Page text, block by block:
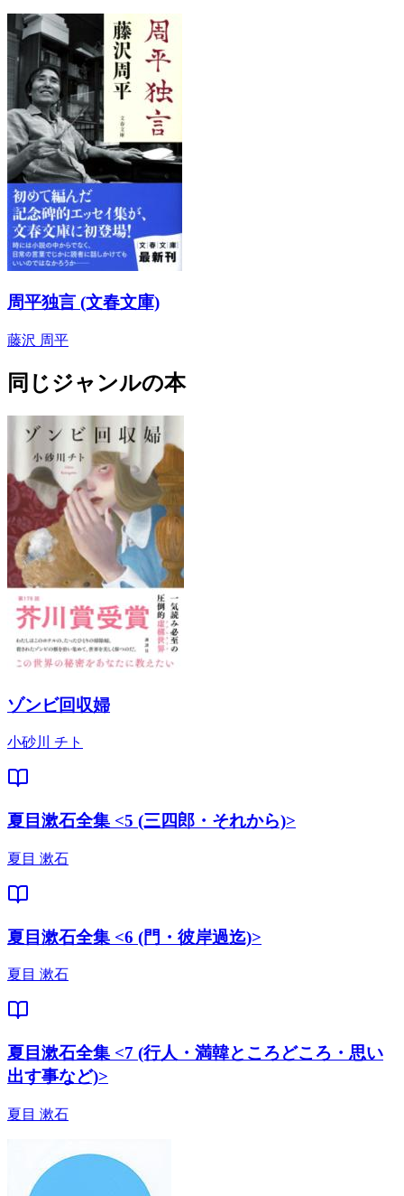
周平独言 (文春文庫)
藤沢 周平
同じジャンルの本
ゾンビ回収婦
小砂川 チト
夏目漱石全集 <5 (三四郎・それから)>
夏目 漱石
夏目漱石全集 <6 (門・彼岸過迄)>
夏目 漱石
夏目漱石全集 <7 (行人・満韓ところどころ・思い
出す事など)>
夏目 漱石